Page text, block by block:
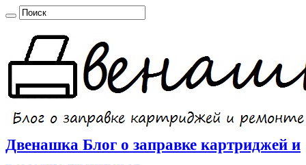
Двенашка Блог о заправке картриджей и